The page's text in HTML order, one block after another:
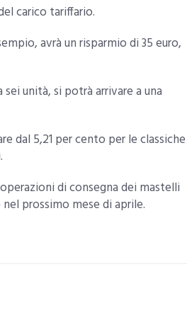
carico tariffario.
avrà un risparmio di 35 euro,
unità, si potrà arrivare a una
dal 5,21 per cento per le classiche
di consegna dei mastelli
prossimo mese di aprile.